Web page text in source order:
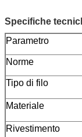
Specifiche
Parametro
Norme
Tipo di filo
Materiale
Rivestimento